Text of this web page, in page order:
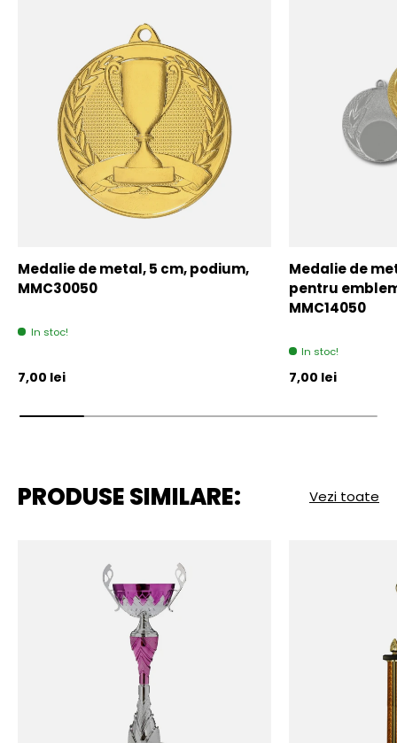
Medalie de metal, 5 cm, podium,
MMC30050
In stoc!
Pret initial
7,00 lei
Medalie de
pentru
MMC14050
In stoc!
Pret initial
7,00 lei
PRODUSE SIMILARE: Vezi toate